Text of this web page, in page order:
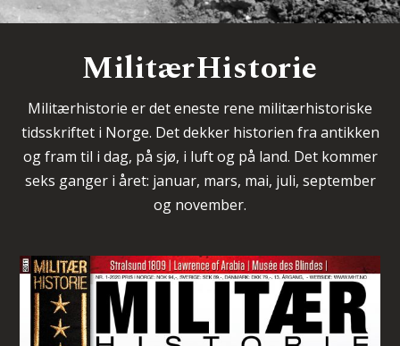
MilitærHistorie
Militærhistorie er det eneste rene militærhistoriske
tidsskriftet i Norge. Det dekker historien fra antikken
og fram til i dag, på sjø, i luft og på land. Det kommer
seks ganger i året: januar, mars, mai, juli, september
og november.